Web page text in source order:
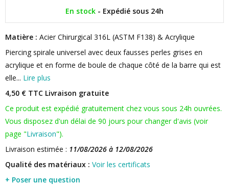
En stock - Expédié sous 24h
Matière : Acier Chirurgical 316L (ASTM F138) & Acrylique
Piercing spirale universel avec deux fausses perles grises en
acrylique et en forme de boule de chaque côté de la barre qui est
elle... Lire plus
4,50 € TTC Livraison gratuite
Ce produit est expédié gratuitement chez vous sous 24h ouvrées.
Vous disposez d'un délai de 90 jours pour changer d'avis (voir
page "Livraison").
Livraison estimée : 11/08/2026 à 12/08/2026
Qualité des matériaux : Voir les certificats
+ Poser une question